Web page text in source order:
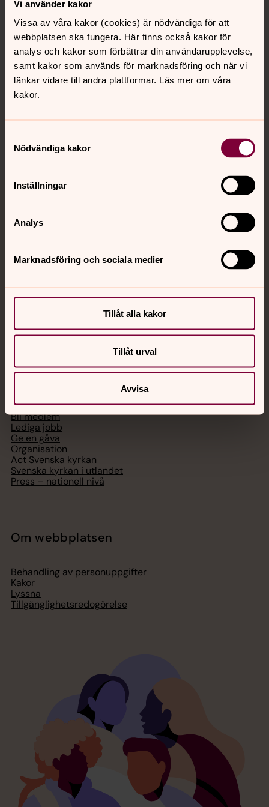
Vi använder kakor
Vissa av våra kakor (cookies) är nödvändiga för att
webbplatsen ska fungera. Här finns också kakor för
analys och kakor som förbättrar din användarupplevelse,
samt kakor som används för marknadsföring och när vi
länkar vidare till andra plattformar. Läs mer om våra
kakor.
Nödvändiga kakor
Inställningar
Analys
Marknadsföring och sociala medier
Tillåt alla kakor
Tillåt urval
Avvisa
Kalender
Hitta snabbt
Akut samtals- och krisstöd. Prata eller chatta anonymt
Digitalt brev
Svenska kyrkan
Hitta församling
Bli medlem
Lediga jobb
Ge en gåva
Organisation
Act Svenska kyrkan
Svenska kyrkan i utlandet
Press – nationell nivå
Om webbplatsen
Behandling av personuppgifter
Kakor
Lyssna
Tillgänglighetsredogörelse